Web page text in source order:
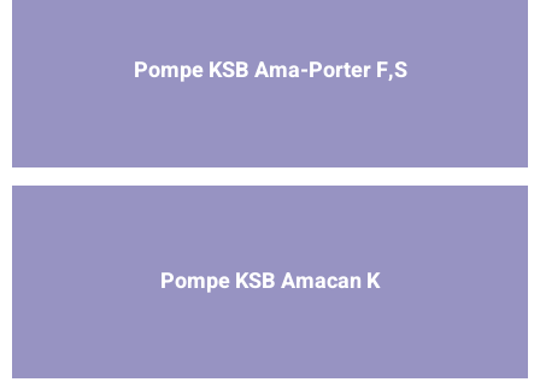
Pompe KSB Ama-Porter F,S
Pompe KSB Amacan K